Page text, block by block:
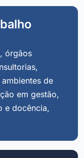
órgãos
de
em gestão,
e docência,